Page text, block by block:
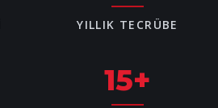
YILLIK TECRÜBE
15+